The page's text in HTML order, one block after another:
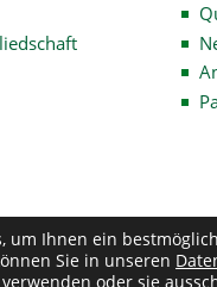
um Ihnen ein
Sie in unseren
oder sie